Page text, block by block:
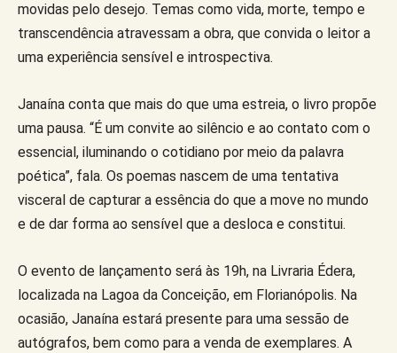
movidas pelo desejo. Temas como vida, morte, tempo e
transcendência atravessam a obra, que convida o leitor a
uma experiência sensível e introspectiva.
Janaína conta que mais do que uma estreia, o livro propõe
uma pausa. “É um convite ao silêncio e ao contato com o
essencial, iluminando o cotidiano por meio da palavra
poética”, fala. Os poemas nascem de uma tentativa
visceral de capturar a essência do que a move no mundo
e de dar forma ao sensível que a desloca e constitui.
O evento de lançamento será às 19h, na Livraria Édera,
localizada na Lagoa da Conceição, em Florianópolis. Na
ocasião, Janaína estará presente para uma sessão de
autógrafos, bem como para a venda de exemplares. A